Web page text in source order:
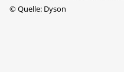
©Quelle: Dyson